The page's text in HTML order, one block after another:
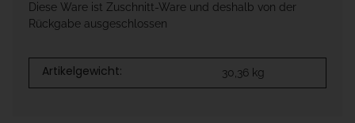
Diese Ware ist Zuschnitt-Ware und deshalb von der
Rückgabe ausgeschlossen
Artikelgewicht: 30,36 kg